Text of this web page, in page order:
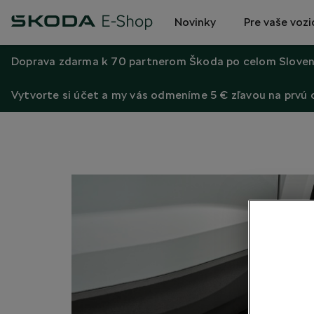
Novinky Pre vaše
Doprava zdarma k 70 partnerom Škoda po celom
Vytvorte si účet a my vás odmeníme 5 € zľavou na